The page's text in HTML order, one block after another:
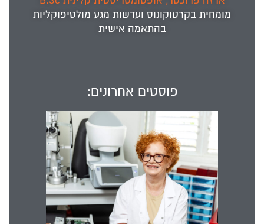
מומחית בקרטוקונוס ועדשות מגע מולטיפוקליות
בהתאמה אישית
פוסטים אחרונים: